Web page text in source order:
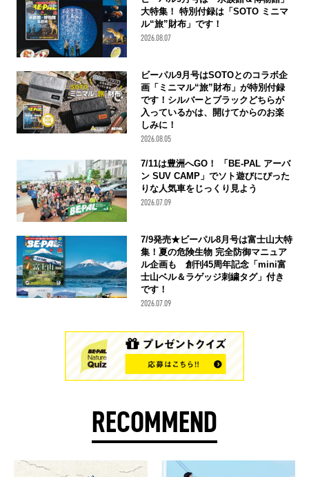
大特集！ 特別付録は「SOTO ミニマ
ル“旅”財布」です！
2026.08.07
ビーパル9月号はSOTOとのコラボ企
画「ミニマル“旅”財布」が特別付録
です！シルバーとブラックどちらが
入っているかは、開けてからのお楽
しみに！
2026.08.05
7/11は豊洲へGO！ 「BE-PAL アーバ
ン SUV CAMP」でソト遊びにぴった
りな人気車をじっくり見よう
2026.07.09
7/9発売★ビーパル8月号は富士山大特
集！夏の危険生物 完全防御マニュア
ル企画も 創刊45周年記念「mini富
士山ベル＆ラゲッジ刺繍タグ」付き
です！
2026.07.09
RECOMMEND